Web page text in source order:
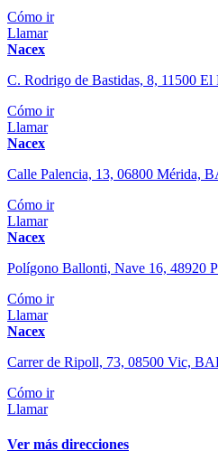
Cómo ir
Llamar
Nacex
C. Rodrigo de Bastidas, 8, 11500
Cómo ir
Llamar
Nacex
Calle Palencia, 13, 06800 Mérida,
Cómo ir
Llamar
Nacex
Polígono Ballonti, Nave 16, 48920
Cómo ir
Llamar
Nacex
Carrer de Ripoll, 73, 08500 Vic,
Cómo ir
Llamar
Ver más direcciones